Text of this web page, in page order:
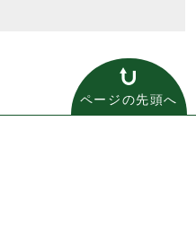
ページの先頭へ